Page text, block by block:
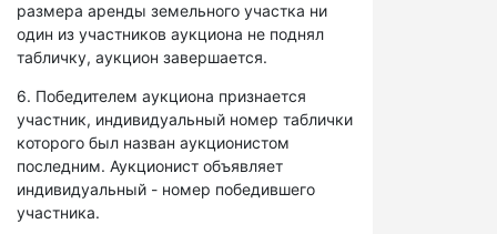
размера аренды земельного участка ни
один из участников аукциона не поднял
табличку, аукцион завершается.
6. Победителем аукциона признается
участник, индивидуальный номер таблички
которого был назван аукционистом
последним. Аукционист объявляет
индивидуальный - номер победившего
участника.